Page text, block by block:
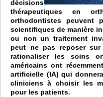
décisions
thérapeutiques en
orthodontistes peuvent
scientifiques de manière
ou non un traitement
peut ne pas reposer
rationaliser les soins
américains ont
artificielle (IA) qui
cliniciens à choisir les
pour les patients.